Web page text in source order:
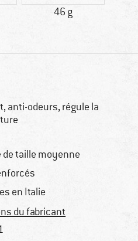
46 g
anti-odeurs, régule la
de taille moyenne
en Italie
du fabricant